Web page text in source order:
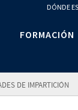
DÓNDE
FORMACIÓN
DE IMPARTICIÓN